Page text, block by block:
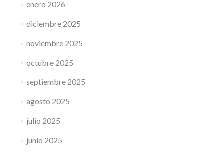
enero 2026
diciembre 2025
noviembre 2025
octubre 2025
septiembre 2025
agosto 2025
julio 2025
junio 2025